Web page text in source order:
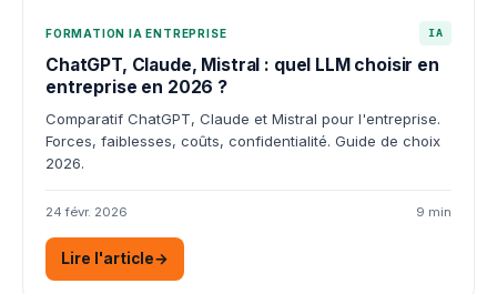
FORMATION IA ENTREPRISE IA
ChatGPT, Claude, Mistral : quel LLM choisir en
entreprise en 2026 ?
Comparatif ChatGPT, Claude et Mistral pour l'entreprise.
Forces, faiblesses, coûts, confidentialité. Guide de choix
2026.
24 févr. 2026 9 min
Lire l'article→